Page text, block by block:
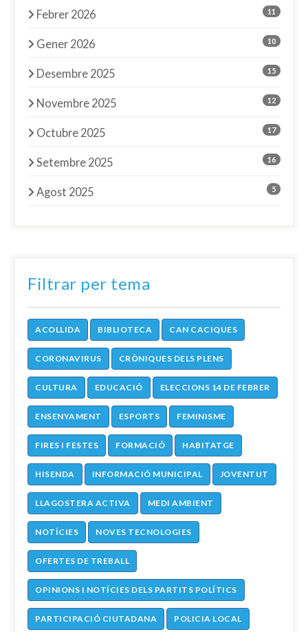
Febrer 2026 11
Gener 2026 10
Desembre 2025 15
Novembre 2025 12
Octubre 2025 17
Setembre 2025 16
Agost 2025 5
Filtrar per tema
ACOLLIDA BIBLIOTECA CAN CACIQUES
CORONAVIRUS CRÒNIQUES DELS PLENS
CULTURA EDUCACIÓ ELECCIONS 14 DE FEBRER
ENSENYAMENT ESPORTS FEMINISME
FIRES I FESTES FORMACIÓ HABITATGE
HISENDA INFORMACIÓ MUNICIPAL JOVENTUT
LLAGOSTERA ACTIVA MEDI AMBIENT
NOTÍCIES NOVES TECNOLOGIES
OFERTES DE TREBALL
OPINIONS I NOTÍCIES DELS PARTITS POLÍTICS
PARTICIPACIÓ CIUTADANA POLICIA LOCAL